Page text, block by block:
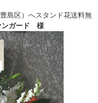
島区）へスタンド花送料無
ンガード 様